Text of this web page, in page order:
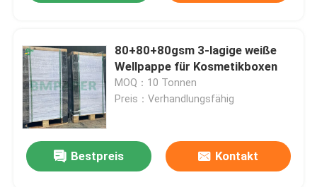
Thermopapierrolle
Weiße Bondpapierrolle
Cad-Plotter-Papier
80+80+80gsm 3-lagige weiße
Wellpappe für Kosmetikboxen
MOQ：10 Tonnen
Preis：Verhandlungsfähig
Bestpreis Kontakt